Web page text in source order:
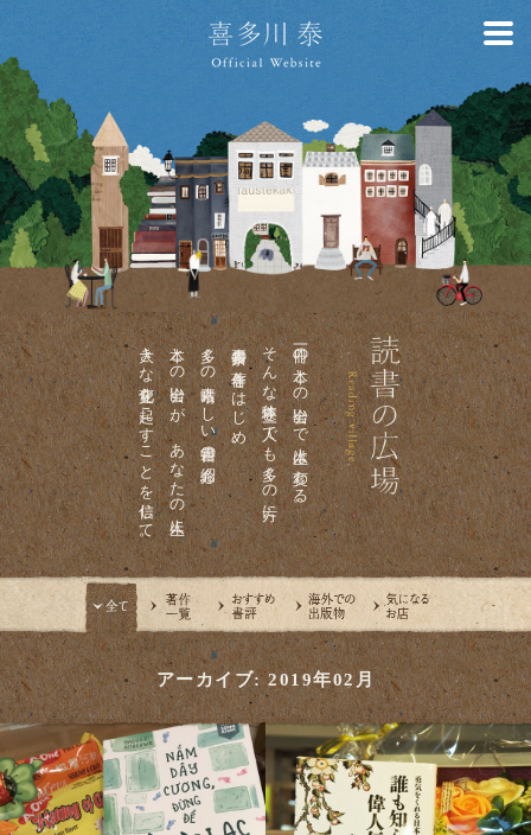
一冊の本との出会いで人生は変わる。
そんな体験を一人でも多くの方に。
喜多川泰の著作をはじめ、
多くの素晴らしい書籍の紹介も。
本との出会いが、あなたの人生に
大きな変化を起こすことを信じて。
アーカイブ: 2019年02月